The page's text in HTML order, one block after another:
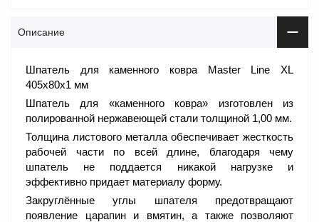
Описание
Шпатель для каменного ковра Master Line XL
405x80x1 мм
Шпатель для «каменного ковра» изготовлен из
полированной нержавеющей стали толщиной 1,00 мм.
Толщина листового металла обеспечивает жесткость
рабочей части по всей длине, благодаря чему
шпатель не поддается никакой нагрузке и
эффективно придает материалу форму.
Закруглённые углы шпателя предотвращают
появление царапин и вмятин, а также позволяют